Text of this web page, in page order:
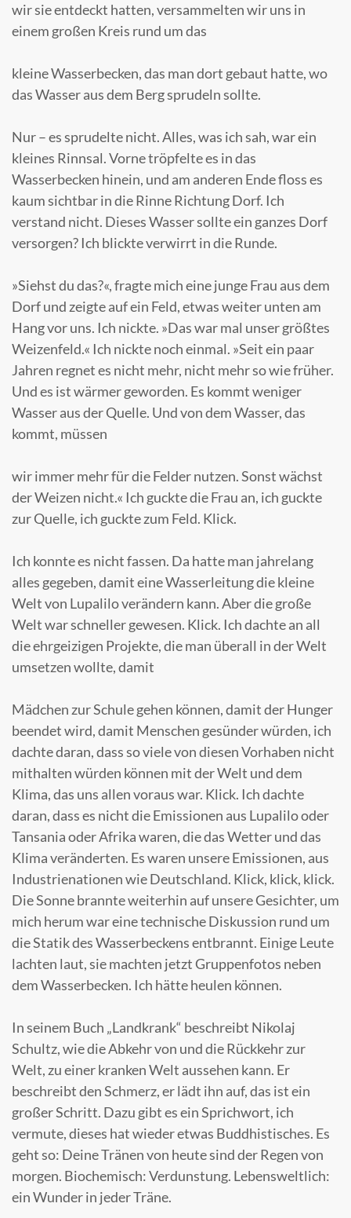
wir sie entdeckt hatten, versammelten wir uns in
einem großen Kreis rund um das
kleine Wasserbecken, das man dort gebaut hatte, wo
das Wasser aus dem Berg sprudeln sollte.
Nur – es sprudelte nicht. Alles, was ich sah, war ein
kleines Rinnsal. Vorne tröpfelte es in das
Wasserbecken hinein, und am anderen Ende floss es
kaum sichtbar in die Rinne Richtung Dorf. Ich
verstand nicht. Dieses Wasser sollte ein ganzes Dorf
versorgen? Ich blickte verwirrt in die Runde.
»Siehst du das?«, fragte mich eine junge Frau aus dem
Dorf und zeigte auf ein Feld, etwas weiter unten am
Hang vor uns. Ich nickte. »Das war mal unser größtes
Weizenfeld.« Ich nickte noch einmal. »Seit ein paar
Jahren regnet es nicht mehr, nicht mehr so wie früher.
Und es ist wärmer geworden. Es kommt weniger
Wasser aus der Quelle. Und von dem Wasser, das
kommt, müssen
wir immer mehr für die Felder nutzen. Sonst wächst
der Weizen nicht.« Ich guckte die Frau an, ich guckte
zur Quelle, ich guckte zum Feld. Klick.
Ich konnte es nicht fassen. Da hatte man jahrelang
alles gegeben, damit eine Wasserleitung die kleine
Welt von Lupalilo verändern kann. Aber die große
Welt war schneller gewesen. Klick. Ich dachte an all
die ehrgeizigen Projekte, die man überall in der Welt
umsetzen wollte, damit
Mädchen zur Schule gehen können, damit der Hunger
beendet wird, damit Menschen gesünder würden, ich
dachte daran, dass so viele von diesen Vorhaben nicht
mithalten würden können mit der Welt und dem
Klima, das uns allen voraus war. Klick. Ich dachte
daran, dass es nicht die Emissionen aus Lupalilo oder
Tansania oder Afrika waren, die das Wetter und das
Klima veränderten. Es waren unsere Emissionen, aus
Industrienationen wie Deutschland. Klick, klick, klick.
Die Sonne brannte weiterhin auf unsere Gesichter, um
mich herum war eine technische Diskussion rund um
die Statik des Wasserbeckens entbrannt. Einige Leute
lachten laut, sie machten jetzt Gruppenfotos neben
dem Wasserbecken. Ich hätte heulen können.
In seinem Buch „Landkrank“ beschreibt Nikolaj
Schultz, wie die Abkehr von und die Rückkehr zur
Welt, zu einer kranken Welt aussehen kann. Er
beschreibt den Schmerz, er lädt ihn auf, das ist ein
großer Schritt. Dazu gibt es ein Sprichwort, ich
vermute, dieses hat wieder etwas Buddhistisches. Es
geht so: Deine Tränen von heute sind der Regen von
morgen. Biochemisch: Verdunstung. Lebensweltlich:
ein Wunder in jeder Träne.